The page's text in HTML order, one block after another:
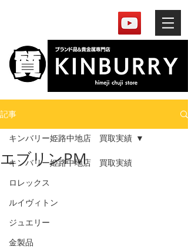
記事
キンバリー姫路中地店 買取実績
ロレックス
ルイヴィトン
ジュエリー
金製品
キンバリー姫路中地店 買取実績
エブリンPM